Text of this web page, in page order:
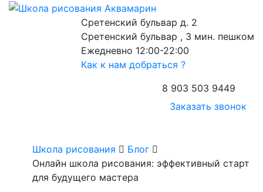
Сретенский бульвар д. 2
Сретенский бульвар , 3 мин. пешком
Ежедневно 12:00-22:00
Как к нам добраться ?
8 903 503 9449
Заказать звонок
Школа рисования
Блог
Онлайн школа рисования: эффективный старт
для будущего мастера